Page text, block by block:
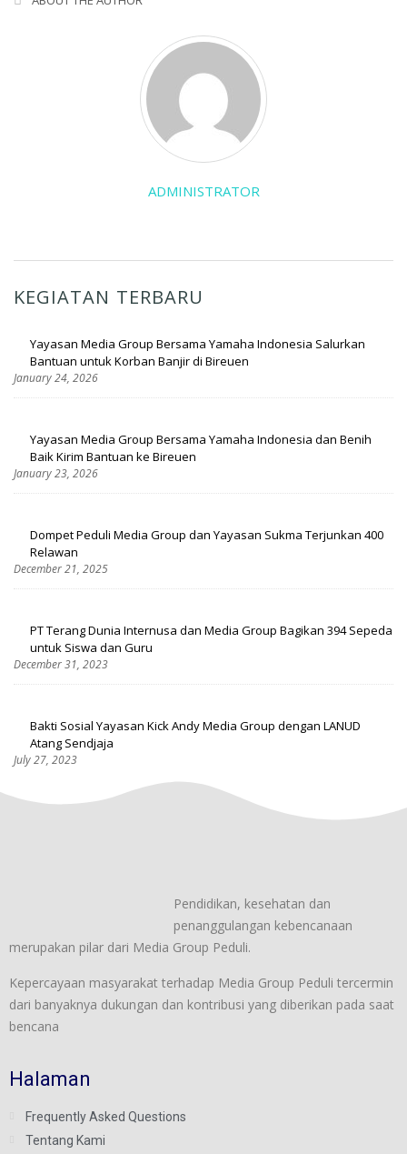
ADMINISTRATOR
KEGIATAN TERBARU
Yayasan Media Group Bersama Yamaha Indonesia Salurkan
Bantuan untuk Korban Banjir di Bireuen
January 24, 2026
Yayasan Media Group Bersama Yamaha Indonesia dan Benih
Baik Kirim Bantuan ke Bireuen
January 23, 2026
Dompet Peduli Media Group dan Yayasan Sukma Terjunkan 400
Relawan
December 21, 2025
PT Terang Dunia Internusa dan Media Group Bagikan 394 Sepeda
untuk Siswa dan Guru
December 31, 2023
Bakti Sosial Yayasan Kick Andy Media Group dengan LANUD
Atang Sendjaja
July 27, 2023
Pendidikan, kesehatan dan
penanggulangan kebencanaan
merupakan pilar dari Media Group Peduli.
Kepercayaan masyarakat terhadap Media Group Peduli tercermin
dari banyaknya dukungan dan kontribusi yang diberikan pada saat
bencana
Halaman
Frequently Asked Questions
Tentang Kami